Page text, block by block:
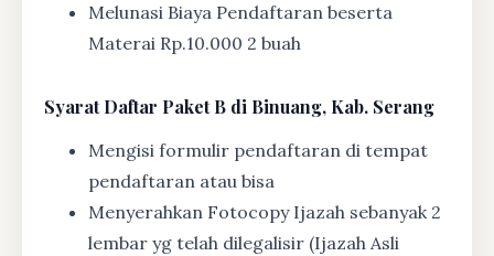
Melunasi Biaya Pendaftaran beserta
Materai Rp.10.000 2 buah
SyaratDaftar Paket B di Binuang, Kab. Serang
Mengisi formulir pendaftaran di tempat
pendaftaran atau bisa
Menyerahkan Fotocopy Ijazah sebanyak 2
lembar yg telah dilegalisir (Ijazah Asli